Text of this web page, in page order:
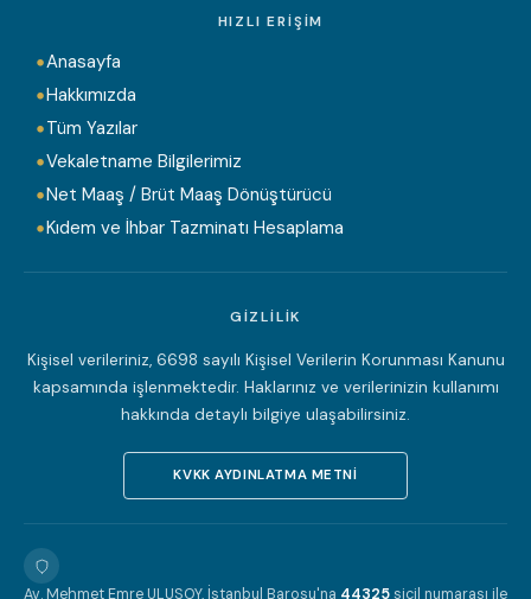
HIZLI ERIŞIM
Anasayfa
Hakkımızda
Tüm Yazılar
Vekaletname Bilgilerimiz
Net Maaş / Brüt Maaş Dönüştürücü
Kıdem ve İhbar Tazminatı Hesaplama
GIZLILIK
Kişisel verileriniz, 6698 sayılı Kişisel Verilerin Korunması Kanunu
kapsamında işlenmektedir. Haklarınız ve verilerinizin kullanımı
hakkında detaylı bilgiye ulaşabilirsiniz.
KVKK AYDINLATMA METNI
Av. Mehmet Emre ULUSOY, İstanbul Barosu'na 44325sicil numarası ile